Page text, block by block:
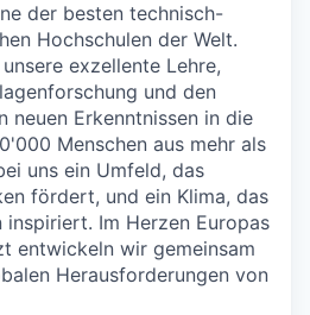
der besten technisch-
Hochschulen der Welt.
exzellente Lehre,
und den
neuen Erkenntnissen in die
Menschen aus mehr als
uns ein Umfeld, das
fördert, und ein Klima, das
inspiriert. Im Herzen Europas
entwickeln wir gemeinsam
Herausforderungen von